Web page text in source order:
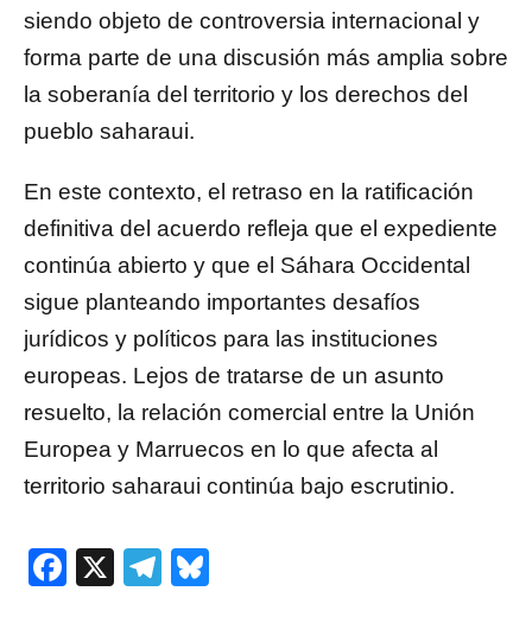
siendo objeto de controversia internacional y
forma parte de una discusión más amplia sobre
la soberanía del territorio y los derechos del
pueblo saharaui.
En este contexto, el retraso en la ratificación
definitiva del acuerdo refleja que el expediente
continúa abierto y que el Sáhara Occidental
sigue planteando importantes desafíos
jurídicos y políticos para las instituciones
europeas. Lejos de tratarse de un asunto
resuelto, la relación comercial entre la Unión
Europea y Marruecos en lo que afecta al
territorio saharaui continúa bajo escrutinio.
Facebook
X Telegram